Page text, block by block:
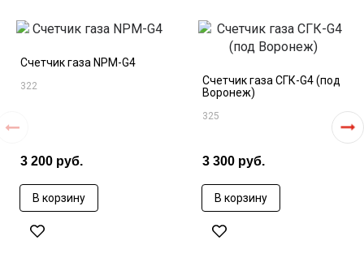
Счетчик газа NPM-G4
322
3 200 руб.
В корзину
Счетчик газа СГК-G4 (под
Воронеж)
325
3 300 руб.
В корзину